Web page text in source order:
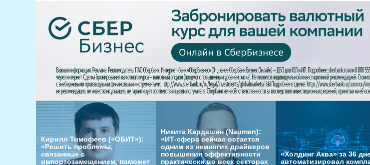
Кирилл Тимофеев («ОБИТ»):
«Решить проблемы,
связанные с
импортозамещением, поможет
Никита Кардашин (Naumen):
«ИТ-сфера сейчас остается
одним из немногих драйверов
повышения эффективности
практически во всех секторах
«Холдинг Аква» за 36
автоматизировал